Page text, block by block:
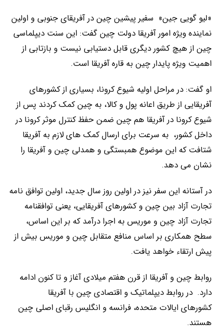
«لیو گویی جین» سفیر پیشین چین در آفریقای جنوبی و اولین
نماینده ویژه امور آفریقا دولت چین گفت: این سنت دیپلماسی
چین از هیچ کشور دیگری قابل دستیابی نیست و بازتابی از
اهمیت ویژه پایدار چین به قاره آفریقا است.
او گفت: در مراحل اولیه شیوع کرونا، بسیاری از کشورهای
آفریقایی از طریق اعانه پول و کالا، به چین کمک کردند پس از
شیوع کرونا در آفریقا هم چین ضمن حفظ کنترل موثر کرونا در
داخل کشور، به سرعت برای ارسال کمک های لازم به آفریقا
شتافت که این موضوع همبستگی و همدلی چین و آفریقا را
نشان می دهد.
در آستانه این سفر نیز در اولین روز سال جدید، اولین توافق نامه
تجارت آزاد بین چین و کشورهای آفریقایی، یعنی توافقنامه
تجارت آزاد چین و موریس به اجرا درآمد که بر این اساس،
سطح همکاری بر اساس منافع متقابل چین و موریس بیش از
پیش ارتقاء خواهد یافت.
روابط چین و آفریقا از قرن هفتم میلادی آغاز و تا کنون ادامه
دارد. در روابط دیپلماتیک و اقتصادی چین با آفریقا
کشورهای ایالات متحده، فرانسه و انگلیس رقبای اصلی چین
هستند.